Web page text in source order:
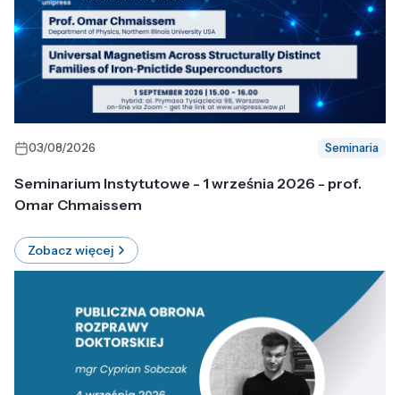
03/08/2026 Seminaria
Seminarium Instytutowe - 1 września 2026 - prof.
Omar Chmaissem
Zobacz więcej